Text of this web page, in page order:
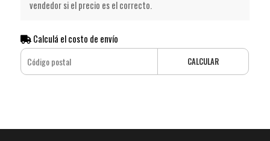
vendedor si el precio es el correcto.
Calculá el costo de envío
CALCULAR